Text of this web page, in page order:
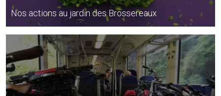
Nos actions au jardin des Brossereaux